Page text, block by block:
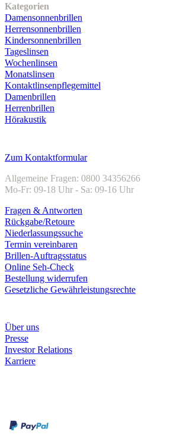
Kategorien
Damensonnenbrillen
Herrensonnenbrillen
Kindersonnenbrillen
Tageslinsen
Wochenlinsen
Monatslinsen
Kontaktlinsenpflegemittel
Damenbrillen
Herrenbrillen
Hörakustik
Zum Kontaktformular
Allgemeine Fragen: 0800 34356266
Mo-Fr: 09-18 Uhr - Sa: 09-16 Uhr
Fragen & Antworten
Rückgabe/Retoure
Niederlassungssuche
Termin vereinbaren
Brillen-Auftragsstatus
Online Seh-Check
Bestellung widerrufen
Gesetzliche Gewährleistungsrechte
Über uns
Presse
Investor Relations
Karriere